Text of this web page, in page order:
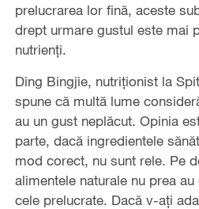
prelucrarea lor fină, aceste
drept urmare gustul este mai
nutrienți.
Ding Bingjie, nutriționist la
spune că multă lume
au un gust neplăcut. Opinia
parte, dacă ingredientele
mod corect, nu sunt rele. Pe
alimentele naturale nu prea
cele prelucrate. Dacă v-ați